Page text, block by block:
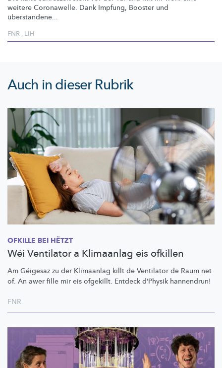
weitere Coronawelle. Dank Impfung, Booster und
überstandene...
FNR , LIH
Auch in dieser Rubrik
OFKILLE BEI HËTZT
Wéi Ventilator a Klimaanlag eis ofkillen
Am Géigesaz zu der Klimaanlag killt de Ventilator de Raum net
of. An awer fille mir eis ofgekillt. Entdeck d’Physik hannendrun!
FNR